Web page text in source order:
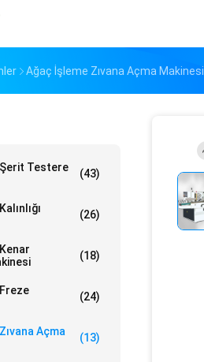
Ağaç İşleme Zıvana Açma Makinesi
Testere
(43)
(26)
(18)
(24)
Açma
(13)